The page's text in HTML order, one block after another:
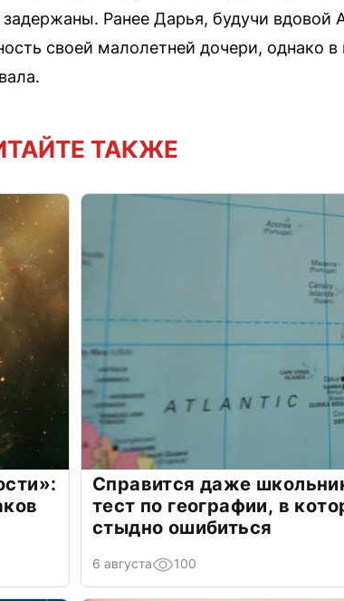
Ранее Дарья, будучи вдовой
своей малолетней дочери, однако
ТАКЖЕ
Справится даже
тест по географии, в
стыдно ошибиться
6 августа 100